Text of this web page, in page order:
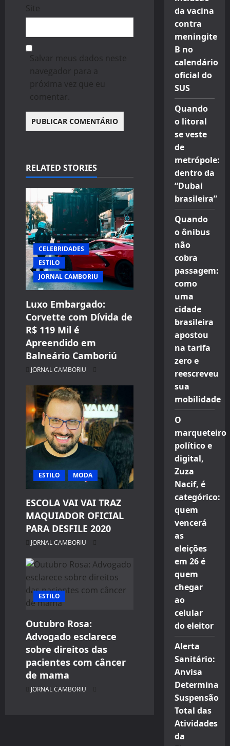
Site
Salvar meus dados neste
navegador para a
próxima vez que eu
comentar.
RELATED STORIES
CELEBRIDADES
ESTILO
JORNAL CAMBORIU
Luxo Embargado:
Corvette com Dívida de
R$ 119 Mil é
Apreendido em
Balneário Camboriú
JORNAL CAMBORIU
ESTILO MODA
ESCOLA VAI VAI TRAZ
MAQUIADOR OFICIAL
PARA DESFILE 2020
JORNAL CAMBORIU
ESTILO
Outubro Rosa:
Advogado esclarece
sobre direitos das
pacientes com câncer
de mama
JORNAL CAMBORIU
da vacina
contra
meningite
B no
calendário
oficial do
SUS
Quando
o litoral
se veste
de
metrópole:
dentro da
“Dubai
brasileira”
Quando
o ônibus
não
cobra
passagem:
como
uma
cidade
brasileira
apostou
na tarifa
zero e
reescreveu
sua
mobilidade
O
marqueteiro
político e
digital,
Zuza
Nacif, é
categórico:
quem
vencerá
as
eleições
em 26 é
quem
chegar
ao
celular
do eleitor
Alerta
Sanitário:
Anvisa
Determina
Suspensão
Total das
Atividades
da